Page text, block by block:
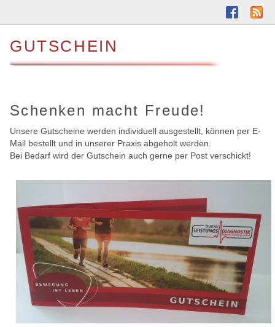
GUTSCHEIN
Schenken macht Freude!
Unsere Gutscheine werden individuell ausgestellt, können per E-
Mail bestellt und in unserer Praxis abgeholt werden.
Bei Bedarf wird der Gutschein auch gerne per Post verschickt!